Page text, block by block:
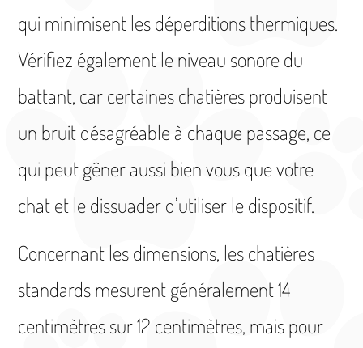
qui minimisent les déperditions thermiques.
Vérifiez également le niveau sonore du
battant, car certaines chatières produisent
un bruit désagréable à chaque passage, ce
qui peut gêner aussi bien vous que votre
chat et le dissuader d’utiliser le dispositif.
Concernant les dimensions, les chatières
standards mesurent généralement 14
centimètres sur 12 centimètres, mais pour